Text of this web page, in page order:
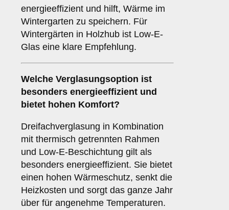
energieeffizient und hilft, Wärme im
Wintergarten zu speichern. Für
Wintergärten in Holzhub ist Low-E-
Glas eine klare Empfehlung.
Welche Verglasungsoption ist
besonders energieeffizient und
bietet hohen Komfort?
Dreifachverglasung in Kombination
mit thermisch getrennten Rahmen
und Low-E-Beschichtung gilt als
besonders energieeffizient. Sie bietet
einen hohen Wärmeschutz, senkt die
Heizkosten und sorgt das ganze Jahr
über für angenehme Temperaturen.